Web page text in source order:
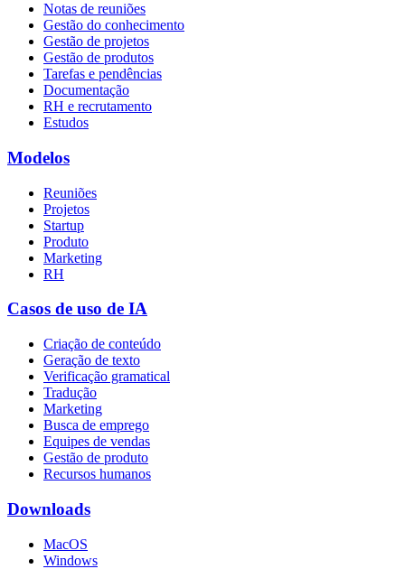
Notas de reuniões
Gestão do conhecimento
Gestão de projetos
Gestão de produtos
Tarefas e pendências
Documentação
RH e recrutamento
Estudos
Modelos
Reuniões
Projetos
Startup
Produto
Marketing
RH
Casos de uso de IA
Criação de conteúdo
Geração de texto
Verificação gramatical
Tradução
Marketing
Busca de emprego
Equipes de vendas
Gestão de produto
Recursos humanos
Downloads
MacOS
Windows